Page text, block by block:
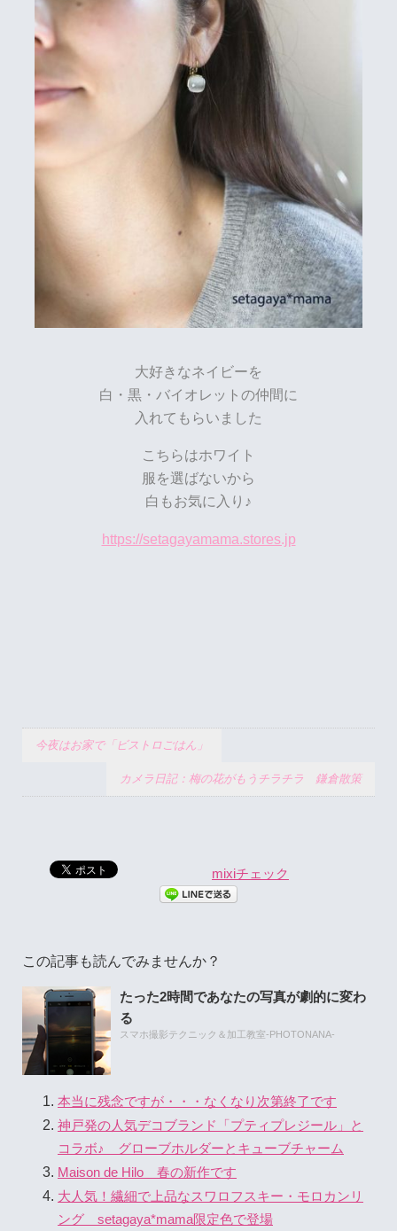
大好きなネイビーを
白・黒・バイオレットの仲間に
入れてもらいました
こちらはホワイト
服を選ばないから
白もお気に入り♪
https://setagayamama.stores.jp
今夜はお家で「ビストロごはん」
カメラ日記：梅の花がもうチラチラ 鎌倉散策
mixiチェック
この記事も読んでみませんか？
たった2時間であなたの写真が劇的に変わ
る
スマホ撮影テクニック＆加工教室-PHOTONANA-
本当に残念ですが・・・なくなり次第終了です
神戸発の人気デコブランド「プティプレジール」と
コラボ♪ グローブホルダーとキューブチャーム
Maison de Hilo 春の新作です
大人気！繊細で上品なスワロフスキー・モロカンリ
ング setagaya*mama限定色で登場